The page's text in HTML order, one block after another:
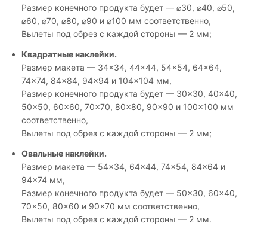
Размер конечного продукта будет — ⌀30, ⌀40, ⌀50,
⌀60, ⌀70, ⌀80, ⌀90 и ⌀100 мм соответственно,
Вылеты под обрез с каждой стороны — 2 мм;
Квадратные наклейки.
Размер макета — 34×34, 44×44, 54×54, 64×64,
74×74, 84×84, 94×94 и 104×104 мм,
Размер конечного продукта будет — 30×30, 40×40,
50×50, 60×60, 70×70, 80×80, 90×90 и 100×100 мм
соответственно,
Вылеты под обрез с каждой стороны — 2 мм;
Овальные наклейки.
Размер макета — 54×34, 64×44, 74×54, 84×64 и
94×74 мм,
Размер конечного продукта будет — 50×30, 60×40,
70×50, 80×60 и 90×70 мм соответственно,
Вылеты под обрез с каждой стороны — 2 мм.